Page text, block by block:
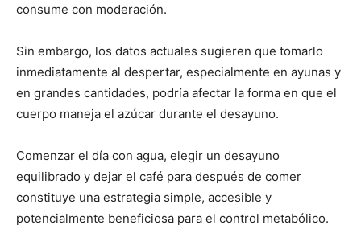
consume con moderación.
Sin embargo, los datos actuales sugieren que tomarlo
inmediatamente al despertar, especialmente en ayunas y
en grandes cantidades, podría afectar la forma en que el
cuerpo maneja el azúcar durante el desayuno.
Comenzar el día con agua, elegir un desayuno
equilibrado y dejar el café para después de comer
constituye una estrategia simple, accesible y
potencialmente beneficiosa para el control metabólico.